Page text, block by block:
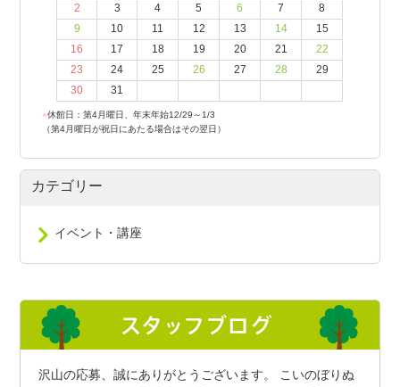
2
3 4 5 6 7
8
9
10 11 12 13 14
15
16
17 18 19 20 21
22
23
24 25 26 27 28
29
30
31
●休館日：第4月曜日、年末年始12/29～1/3
（第4月曜日が祝日にあたる場合はその翌日）
カテゴリー
イベント・講座
沢山の応募、誠にありがとうございます。 こいのぼりぬ